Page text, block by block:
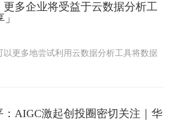
多企业将受益于云数据分析工
以更多地尝试利用云数据分析工具将数据
AIGC激起创投圈密切关注｜华